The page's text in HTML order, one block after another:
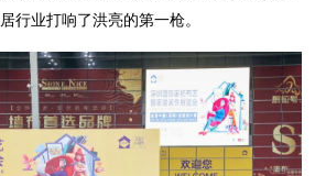
行业打响了洪亮的第一枪。